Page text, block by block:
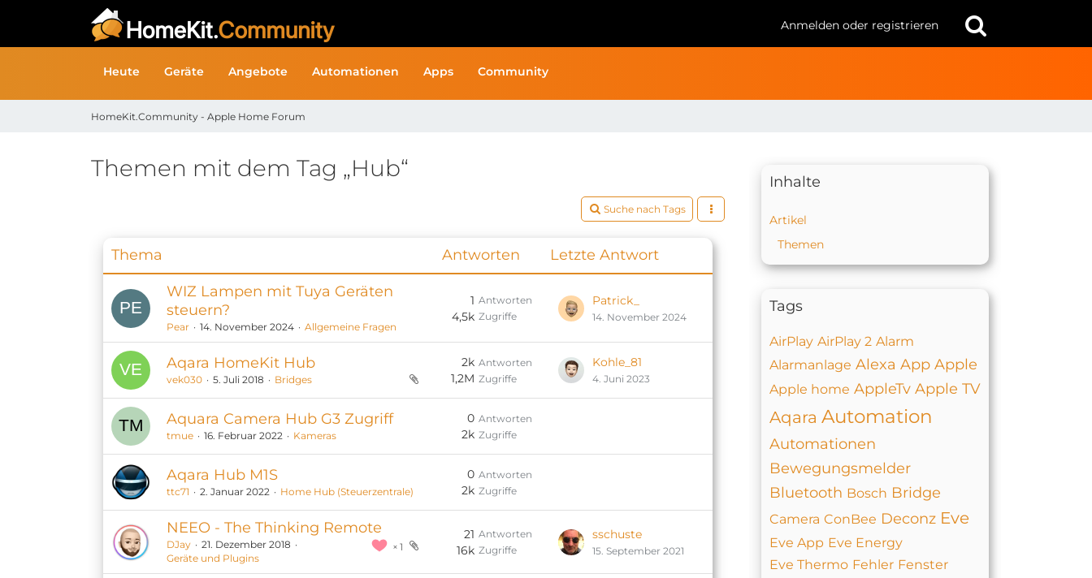
Anmelden oder registrieren
Heute Geräte Angebote Automationen Apps Community
HomeKit.Community - Apple Home Forum
Themen mit dem Tag „Hub“
Suche nach Tags
Thema Antworten Letzte Antwort
WIZ Lampen mit Tuya Geräten
steuern?
Pear 14. November 2024 Allgemeine Fragen
Antworten
1
Zugriffe
4,5k
Patrick_
14. November 2024
Aqara HomeKit Hub
vek030 5. Juli 2018 Bridges
Antworten
2k
Zugriffe
1,2M
Kohle_81
4. Juni 2023
Aquara Camera Hub G3 Zugriff
tmue 16. Februar 2022 Kameras
Antworten
0
Zugriffe
2k
Aqara Hub M1S
ttc71 2. Januar 2022 Home Hub (Steuerzentrale)
Antworten
0
Zugriffe
2k
NEEO - The Thinking Remote
1
DJay
21. Dezember 2018
Geräte und Plugins
Antworten
21
Zugriffe
16k
sschuste
15. September 2021
Inhalte
Artikel
Themen
Tags
AirPlay AirPlay 2 Alarm
Alarmanlage Alexa App Apple
Apple home AppleTv Apple TV
Aqara Automation
Automationen
Bewegungsmelder
Bluetooth Bosch Bridge
Camera ConBee Deconz Eve
Eve App Eve Energy
Eve Thermo Fehler Fenster